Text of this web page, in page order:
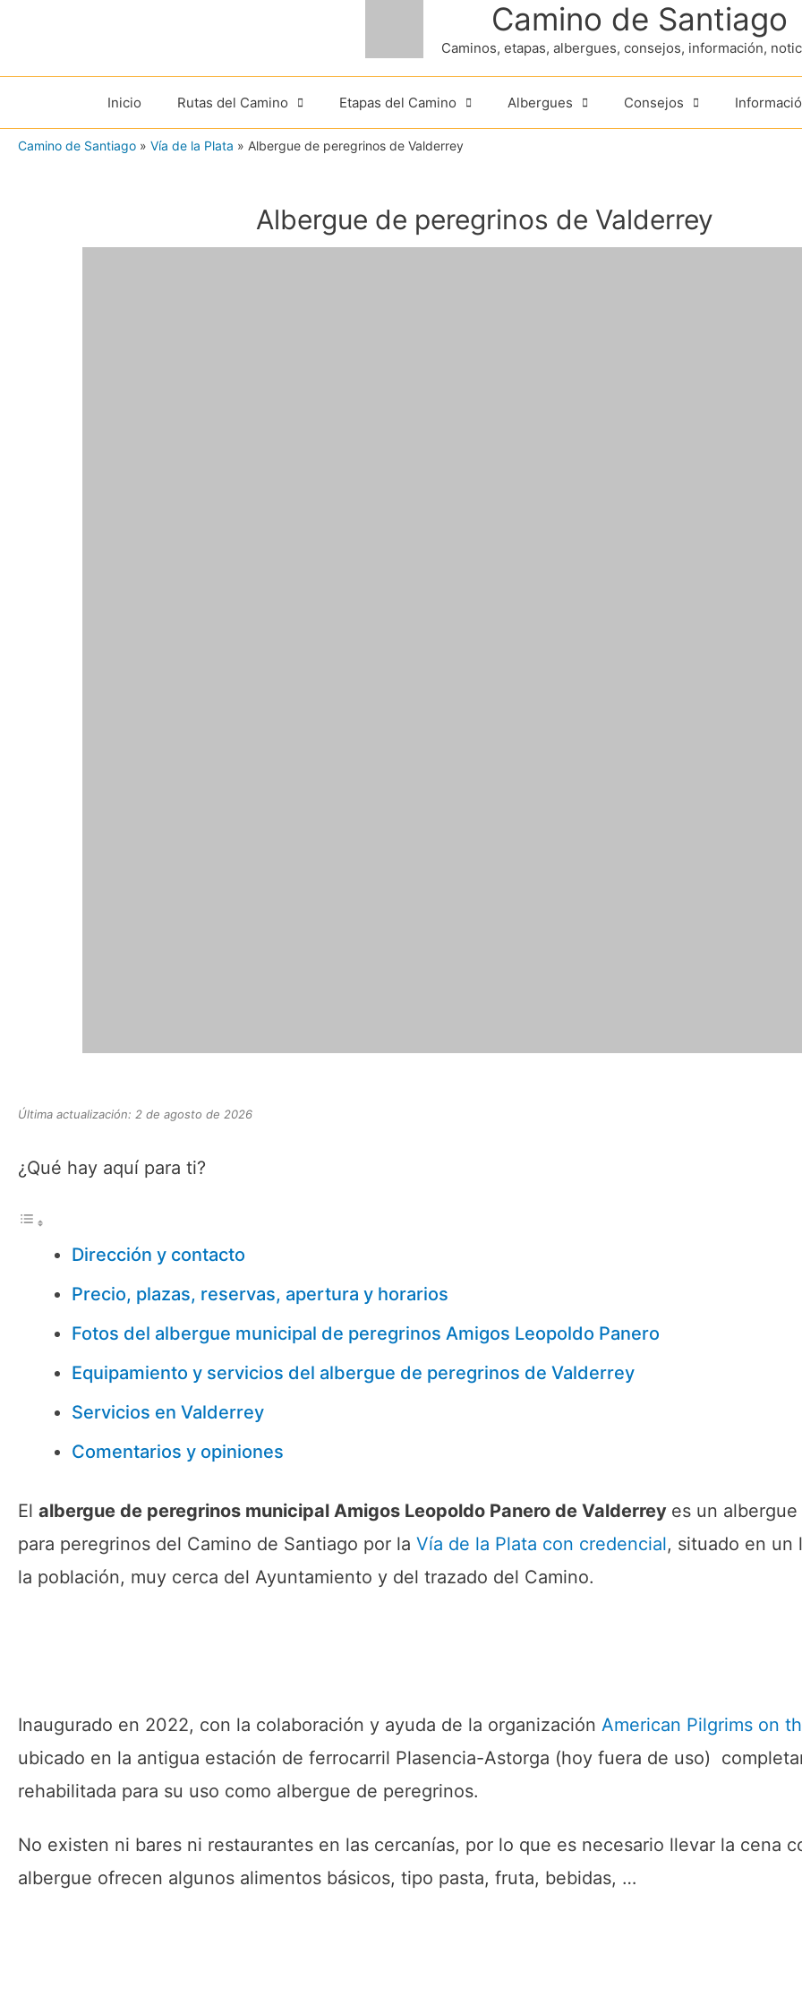
contenido
Camino de Santiago
Caminos, etapas, albergues, consejos, información,
Inicio Rutas del Camino Etapas del Camino Albergues Consejos
Camino de Santiago » Vía de la Plata » Albergue de peregrinos de Valderrey
Albergue de peregrinos de Valderrey
Última actualización: 2 de agosto de 2026
¿Qué hay aquí para ti?
Dirección y contacto
Precio, plazas, reservas, apertura y horarios
Fotos del albergue municipal de peregrinos Amigos Leopoldo Panero
Equipamiento y servicios del albergue de peregrinos de Valderrey
Servicios en Valderrey
Comentarios y opiniones
El albergue de peregrinos municipal Amigos Leopoldo Panero de Valderrey es un
para peregrinos del Camino de Santiago por la Vía de la Plata con credencial, situado en un
la población, muy cerca del Ayuntamiento y del trazado del Camino.
Inaugurado en 2022, con la colaboración y ayuda de la organización American Pilgrims on
ubicado en la antigua estación de ferrocarril Plasencia-Astorga (hoy fuera de uso)
rehabilitada para su uso como albergue de peregrinos.
No existen ni bares ni restaurantes en las cercanías, por lo que es necesario llevar la cena
albergue ofrecen algunos alimentos básicos, tipo pasta, fruta, bebidas, …